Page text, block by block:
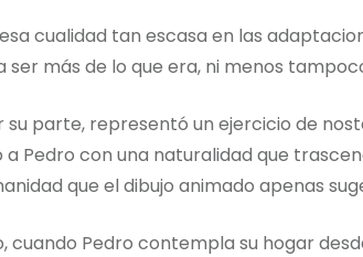
cualidad tan escasa en las
ser más de lo que era, ni menos
su parte, representó un ejercicio de
Pedro con una naturalidad que
que el dibujo animado apenas
cuando Pedro contempla su hogar